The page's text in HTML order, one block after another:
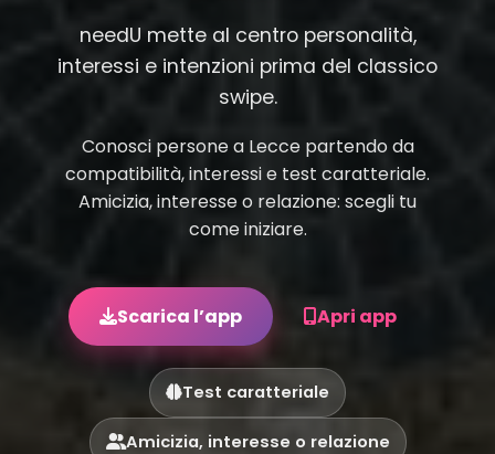
needU mette al centro personalità,
interessi e intenzioni prima del classico
swipe.
Conosci persone a Lecce partendo da
compatibilità, interessi e test caratteriale.
Amicizia, interesse o relazione: scegli tu
come iniziare.
Scarica l’app Apri app
Test caratteriale
Amicizia, interesse o relazione